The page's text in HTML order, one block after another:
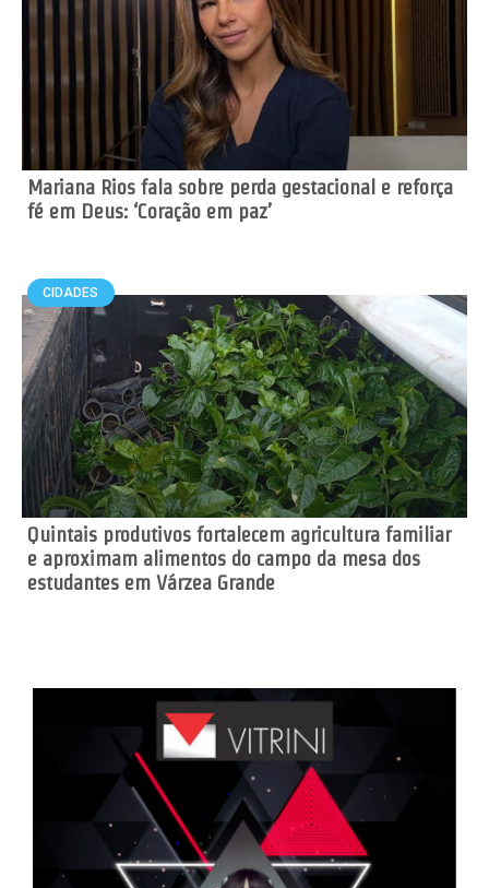
Mariana Rios fala sobre perda gestacional e reforça
fé em Deus: ‘Coração em paz’
CIDADES
Quintais produtivos fortalecem agricultura familiar
e aproximam alimentos do campo da mesa dos
estudantes em Várzea Grande